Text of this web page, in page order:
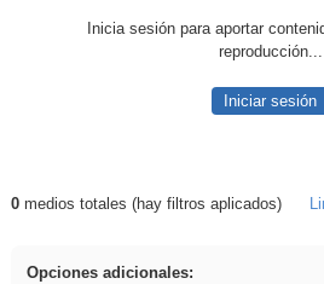
Inicia sesión para aportar
reproducción...
Iniciar sesión
Resultados de: gritar
0medios totales (hay filtros aplicados)
Opciones adicionales: